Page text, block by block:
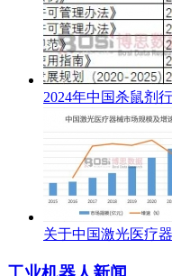
2024年中国杀鼠剂
关于中国激光医疗